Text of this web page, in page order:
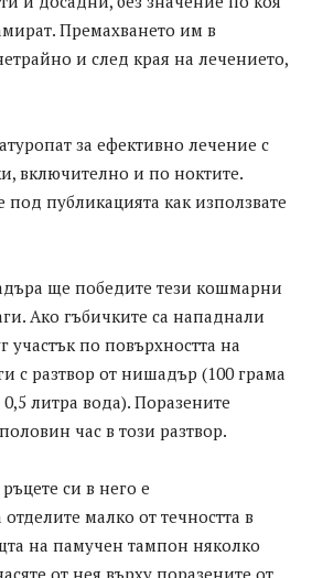
Премахването им в
и след края на лечението,
за ефективно лечение с
включително и по ноктите.
публикацията как използвате
ще победите тези кошмарни
Ако гъбичките са нападнали
участък по повърхността на
с разтвор от нишадър (100 грама
литра вода). Поразените
час в този разтвор.
си в него е
малко от течността в
на памучен тампон няколко